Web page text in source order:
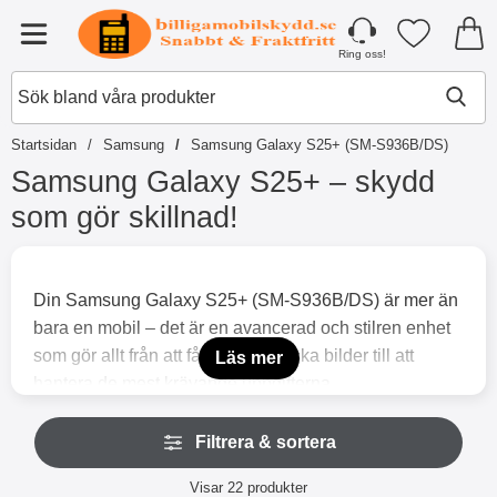
Meny Startsidan för Tibro Billiga
Ring oss!
Mina
Startsidan Samsung Samsung Galaxy S25+ (SM-S936B/DS)
Samsung Galaxy S25+ – skydd
som gör skillnad!
Läs mer
Din Samsung Galaxy S25+ (SM-S936B/DS) är mer än
bara en mobil – det är en avancerad och stilren enhet
som gör allt från att fånga fantastiska bilder till att
hantera de mest krävande uppgifterna.
prestanda är den skapad för att imponera.
För att din Galaxy S25 Plus ska hålla sig i toppskick
Filtrera & sortera
Filtrera & sortera
Visar 22 produkter